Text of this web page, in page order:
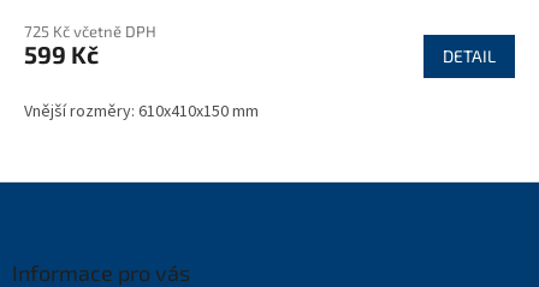
725 Kč včetně DPH
599 Kč DETAIL
Vnější rozměry: 610x410x150 mm
Informace pro vás